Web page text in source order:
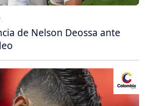
de Nelson Deossa ante